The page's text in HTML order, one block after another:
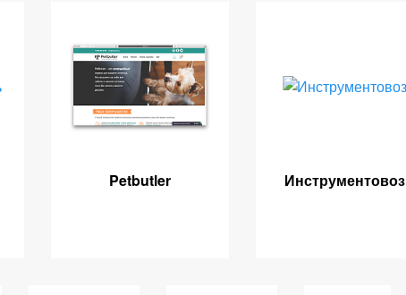
Petbutler Инструментовоз